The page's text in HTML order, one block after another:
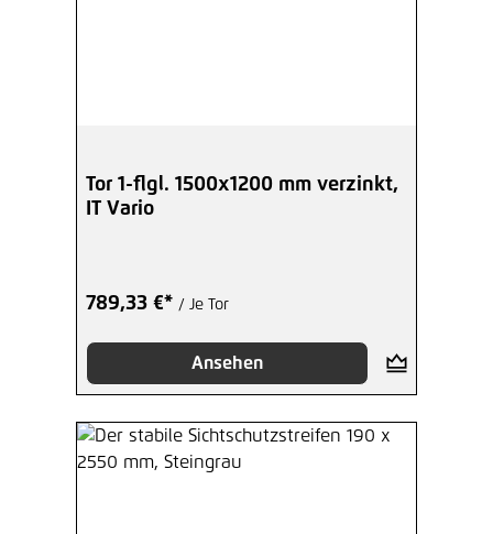
Tor 1-flgl. 1500x1200 mm verzinkt,
IT Vario
789,33 €* / Je Tor
Ansehen